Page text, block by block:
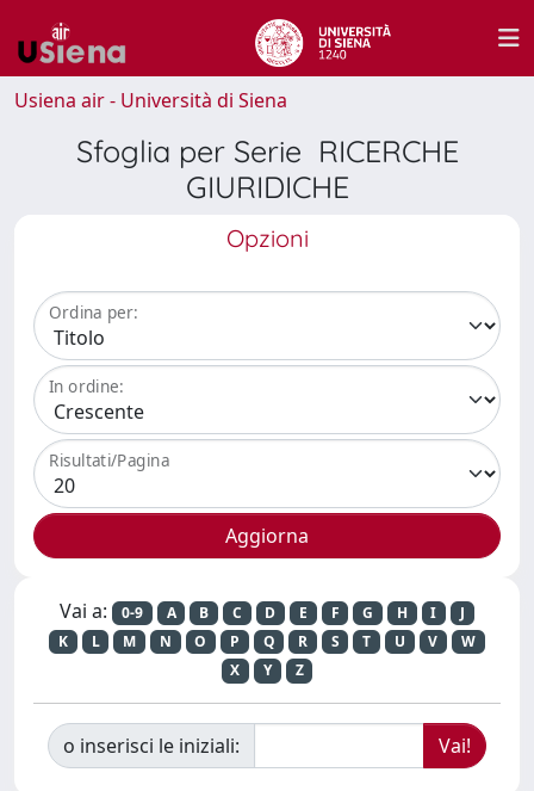
Usiena air - Università di Siena
Sfoglia per Serie RICERCHE
GIURIDICHE
Opzioni
Ordina per:
In ordine:
Risultati/Pagina
Vai a: 0-9 A B C D E F G H I
J
K
L M N O P Q R S T U V
W
X
Y Z
o inserisci le iniziali: